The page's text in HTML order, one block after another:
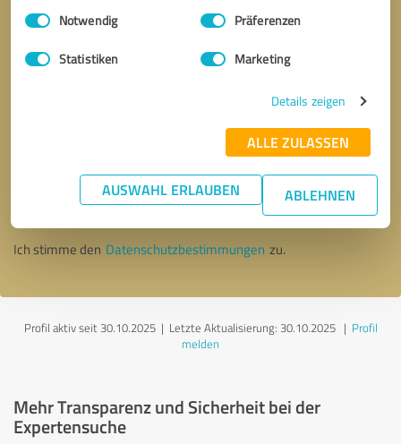
Impressum Datenschutzbestimmungen
Einwilligungsauswahl
Notwendig Präferenzen
Statistiken Marketing
Details zeigen
ALLE ZULASSEN
AUSWAHL ERLAUBEN ABLEHNEN
* Erforderliche Angaben
Nachricht senden
Ich stimme den Datenschutzbestimmungen zu.
Profil aktiv seit 30.10.2025 | Letzte Aktualisierung: 30.10.2025| Profil
melden
Mehr Transparenz und Sicherheit bei der
Expertensuche